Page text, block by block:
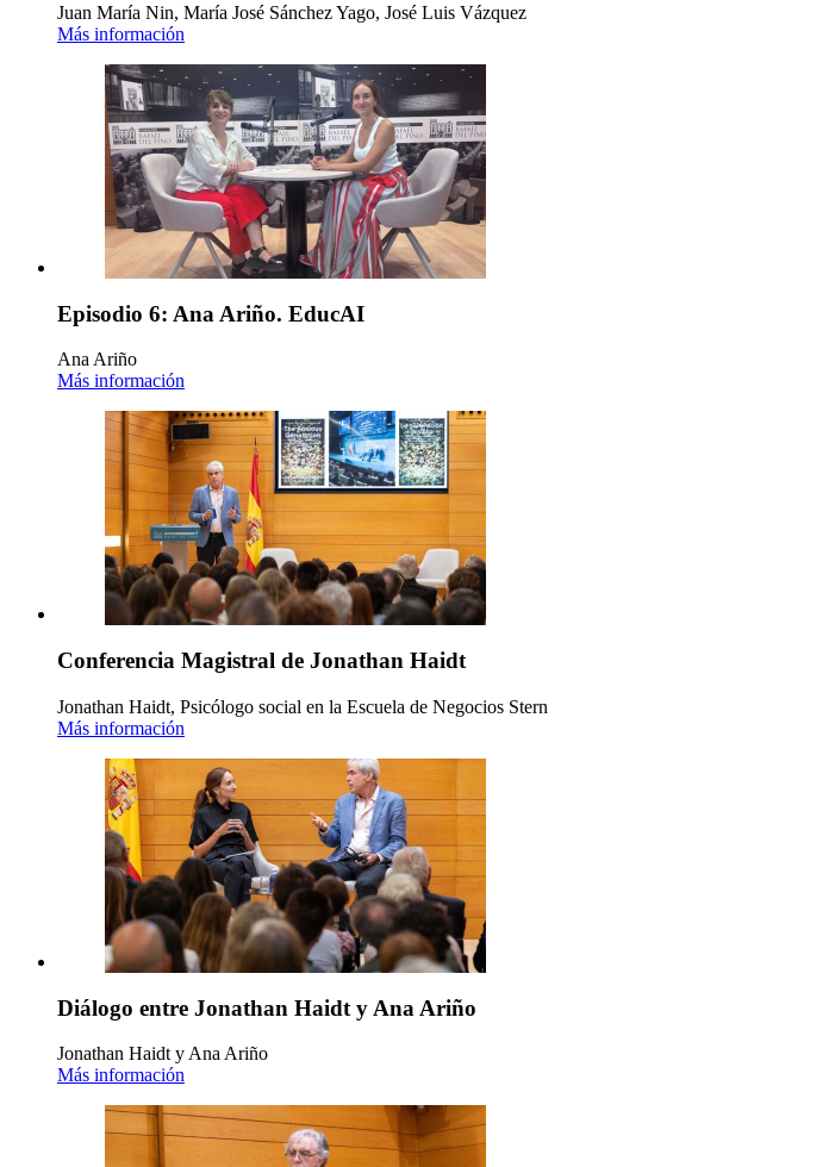
Juan María Nin, María José Sánchez Yago, José Luis Vázquez
Más información
Episodio 6: Ana Ariño. EducAI
Ana Ariño
Más información
Conferencia Magistral de Jonathan Haidt
Jonathan Haidt, Psicólogo social en la Escuela de Negocios Stern
Más información
Diálogo entre Jonathan Haidt y Ana Ariño
Jonathan Haidt y Ana Ariño
Más información